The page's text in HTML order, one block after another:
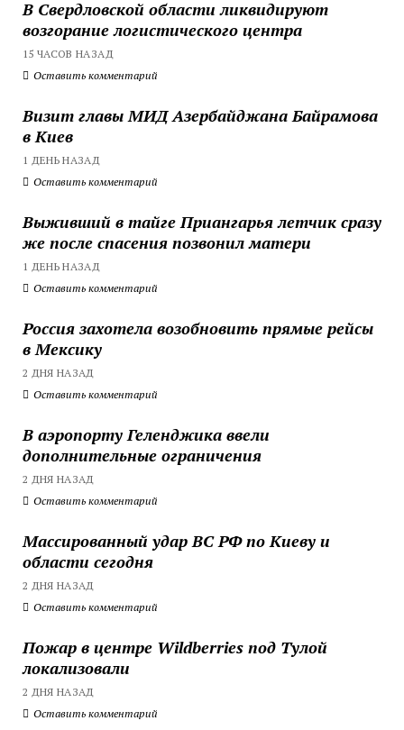
В Свердловской области ликвидируют
возгорание логистического центра
15 ЧАСОВ НАЗАД
Оставить комментарий
Визит главы МИД Азербайджана Байрамова
в Киев
1 ДЕНЬ НАЗАД
Оставить комментарий
Выживший в тайге Приангарья летчик сразу
же после спасения позвонил матери
1 ДЕНЬ НАЗАД
Оставить комментарий
Россия захотела возобновить прямые рейсы
в Мексику
2 ДНЯ НАЗАД
Оставить комментарий
В аэропорту Геленджика ввели
дополнительные ограничения
2 ДНЯ НАЗАД
Оставить комментарий
Массированный удар ВС РФ по Киеву и
области сегодня
2 ДНЯ НАЗАД
Оставить комментарий
Пожар в центре Wildberries под Тулой
локализовали
2 ДНЯ НАЗАД
Оставить комментарий